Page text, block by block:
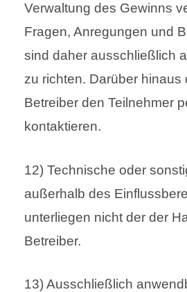
Verwaltung des Gewinns
Fragen, Anregungen und
sind daher ausschließlich
zu richten. Darüber hinaus
Betreiber den Teilnehmer
kontaktieren.
12) Technische oder
außerhalb des
unterliegen nicht der der
Betreiber.
13) Ausschließlich